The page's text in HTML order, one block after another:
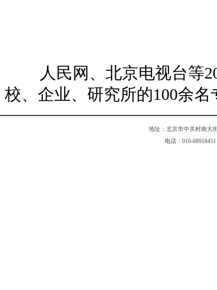
人民网、北京电视台等20
校、企业、研究所的100余
地址：北京市中关村南大
电话：010-